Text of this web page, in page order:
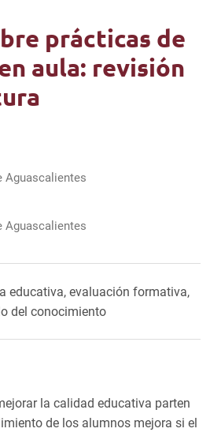
prácticas de
aula: revisión
Aguascalientes
Aguascalientes
educativa, evaluación formativa,
del conocimiento
la calidad educativa parten
de los alumnos mejora si el